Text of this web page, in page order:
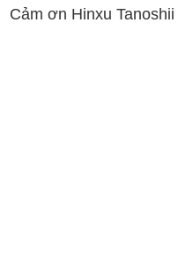
Cảm ơn Hinxu